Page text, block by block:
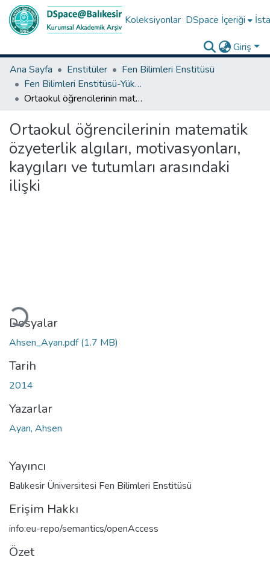
Koleksiyonlar DSpace İçeriği
Giriş
Ana Sayfa
Enstitüler
Fen Bilimleri Enstitüsü
Fen Bilimleri Enstitüsü-Yüksek Lisans Tezleri
Ortaokul öğrencilerinin matematik özyeterlik algıları, motivasyonları, kaygıları ve tutumları arasındaki ilişki
Ortaokul öğrencilerinin matematik
özyeterlik algıları, motivasyonları,
kaygıları ve tutumları arasındaki
ilişki
Yükleniyor...
Dosyalar
Ahsen_Ayan.pdf(1.7 MB)
Tarih
2014
Yazarlar
Ayan, Ahsen
Yayıncı
Balıkesir Üniversitesi Fen Bilimleri Enstitüsü
Erişim Hakkı
info:eu-repo/semantics/openAccess
Özet